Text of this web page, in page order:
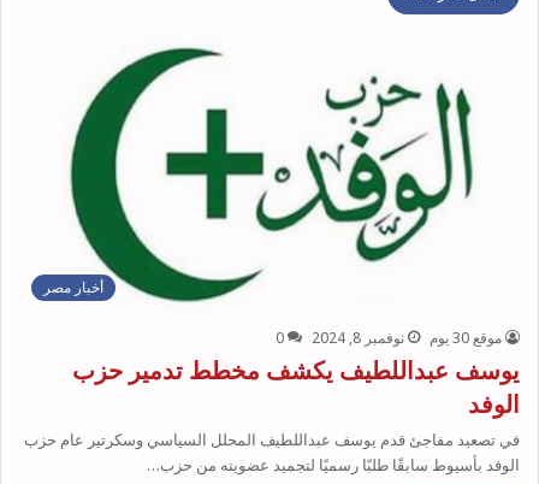
أخبار مصر
موقع 30 يوم نوفمبر 8, 2024 0
يوسف عبداللطيف يكشف مخطط تدمير حزب
الوفد
في تصعيد مفاجئ قدم يوسف عبداللطيف المحلل السياسي وسكرتير عام حزب
الوفد بأسيوط سابقًا طلبًا رسميًا لتجميد عضويته من حزب…